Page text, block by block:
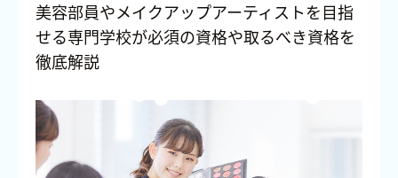
美容部員やメイクアップアーティストを目指
せる専門学校が必須の資格や取るべき資格を
徹底解説